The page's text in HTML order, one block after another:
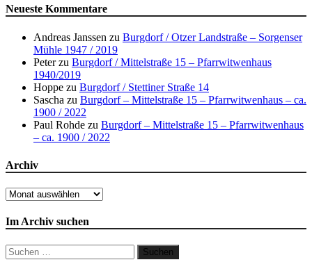
Neueste Kommentare
Andreas Janssen zu Burgdorf / Otzer Landstraße – Sorgenser
Mühle 1947 / 2019
Peterzu Burgdorf / Mittelstraße 15 – Pfarrwitwenhaus
1940/2019
Hoppe zu Burgdorf / Stettiner Straße 14
Sascha zu Burgdorf – Mittelstraße 15 – Pfarrwitwenhaus – ca.
1900 / 2022
Paul Rohde zu Burgdorf – Mittelstraße 15 – Pfarrwitwenhaus
– ca. 1900 / 2022
Archiv
Archiv
Im Archiv suchen
Suchen
nach: